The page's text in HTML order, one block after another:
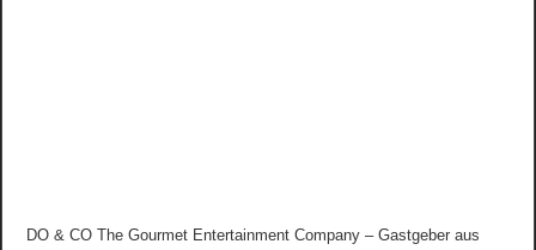
DO & CO The Gourmet Entertainment Company – Gastgeber aus